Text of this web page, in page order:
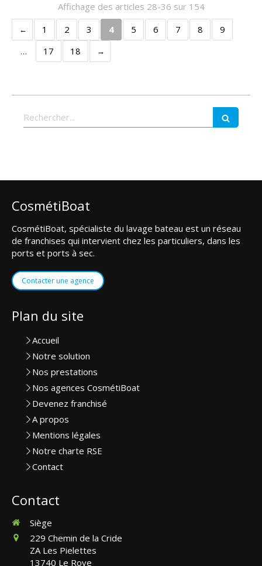
Affichage des articles 28-36 sur 154
1
2 3 4 5 6 7 8
9
…
17 18
Rechercher
CosmétiBoat
CosmétiBoat, spécialiste du lavage bateau est un réseau
de franchises qui intervient chez les particuliers, dans les
ports et ports à sec.
Contacter une agence
Plan du site
Accueil
Notre solution
Nos prestations
Nos agences CosmétiBoat
Devenez franchisé
A propos
Mentions légales
Notre charte RSE
Contact
Contact
Siège
229 Chemin de la Cride
ZA Les Pielettes
13740 Le Rove